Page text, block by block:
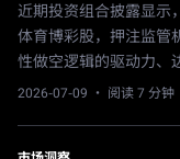
近期投资组合披露显
体育博彩股，押注监管
性做空逻辑的驱动力、
2026-07-09 · 阅读 7 分钟